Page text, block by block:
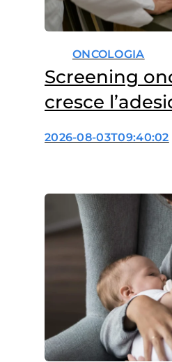
ONCOLOGIA
Screening
cresce
ancora troppi
2026-08-03T09:40:02